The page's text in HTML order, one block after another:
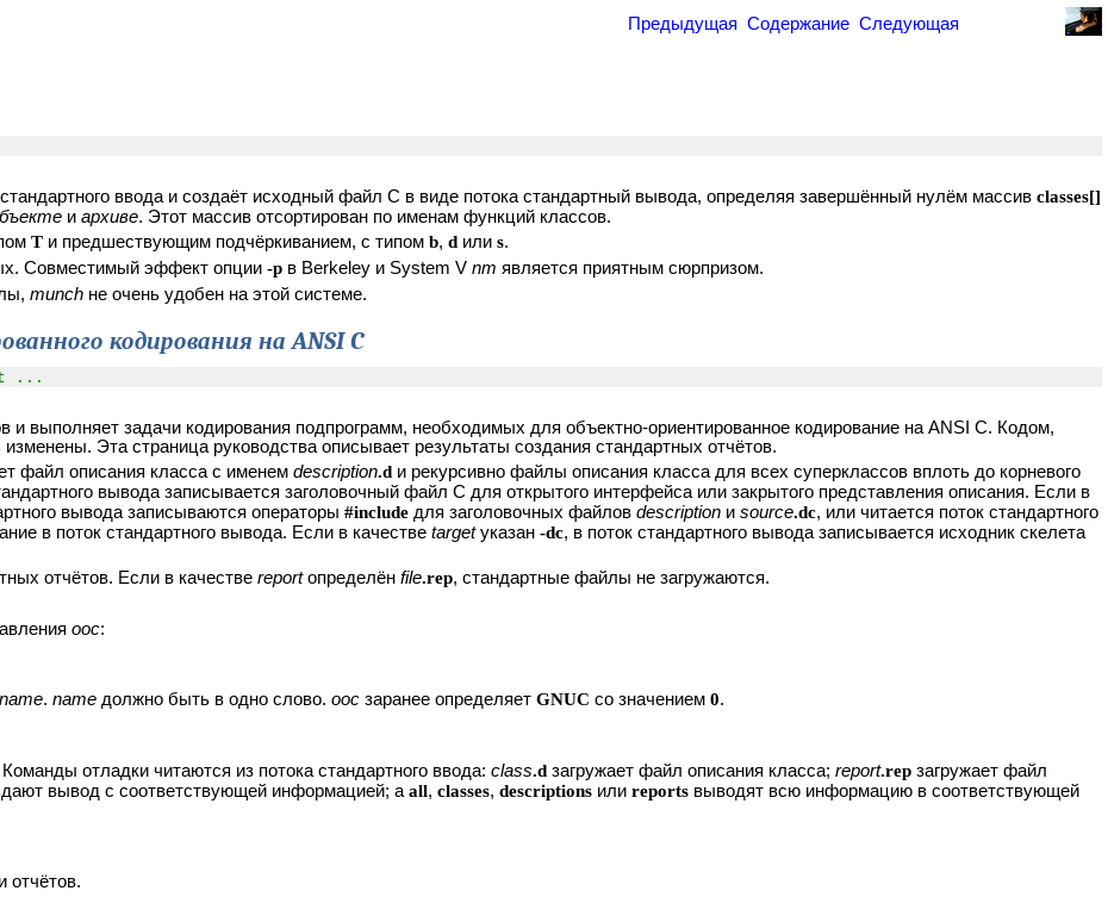
Предыдущая Содержание Следующая
стандартного ввода и создаёт исходный файл C в виде потока стандартный вывода, определяя завершённый нулём массив classes[]
и архиве. Этот массив отсортирован по именам функций классов.
T и предшествующим подчёркиванием, с типом b, d или s.
Совместимый эффект опции -p в Berkeley и System V nm является приятным сюрпризом.
munch не очень удобен на этой системе.
кодирования на ANSI C
...
и выполняет задачи кодирования подпрограмм, необходимых для объектно-ориентированное кодирование на ANSI C. Кодом,
Эта страница руководства описывает результаты создания стандартных отчётов.
файл описания класса с именем description.d и рекурсивно файлы описания класса для всех суперклассов вплоть до корневого
вывода записывается заголовочный файл C для открытого интерфейса или закрытого представления описания. Если в
вывода записываются операторы #include для заголовочных файлов description и source.dc, или читается поток стандартного
в поток стандартного вывода. Если в качестве targetуказан -dc, в поток стандартного вывода записывается исходник скелета
отчётов. Если в качестве reportопределён file.rep, стандартные файлы не загружаются.
ooc:
. name должно быть в одно слово. ooc заранее определяет GNUC со значением 0.
отладки читаются из потока стандартного ввода: class.d загружает файл описания класса; report.rep загружает файл
вывод с соответствующей информацией; а all, classes, descriptions или reports выводят всю информацию в соответствующей
отчётов.